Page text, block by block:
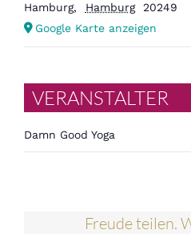
Hamburg, Hamburg
20249
Google Karte anzeigen
VERANSTALTER
Damn Good Yoga
Freude teilen.